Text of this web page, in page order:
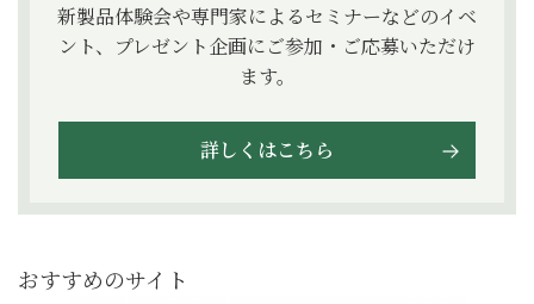
新製品体験会や専門家によるセミナーなどのイベ
ント、プレゼント企画にご参加・ご応募いただけ
ます。
詳しくはこちら
おすすめのサイト